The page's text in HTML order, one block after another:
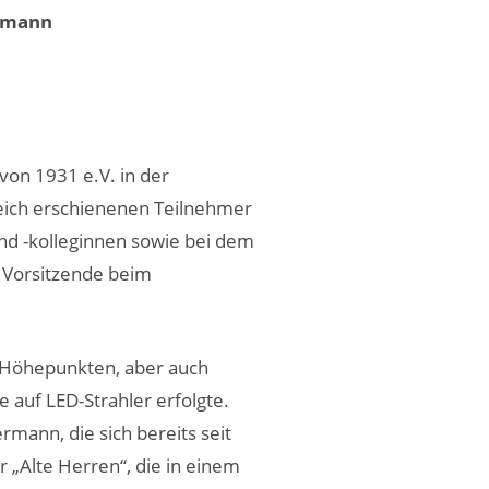
1931 e.V. in der
erschienenen Teilnehmer
-kolleginnen sowie bei dem
beim
aber auch
auf LED-Strahler erfolgte.
die sich bereits seit
Herren“, die in einem